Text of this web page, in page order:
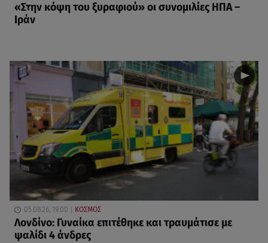
«Στην κόψη του ξυραφιού» οι συνομιλίες ΗΠΑ –
Ιράν
05.08.26, 19:00 ΚΟΣΜΟΣ
Λονδίνο: Γυναίκα επιτέθηκε και τραυμάτισε με
ψαλίδι 4 άνδρες